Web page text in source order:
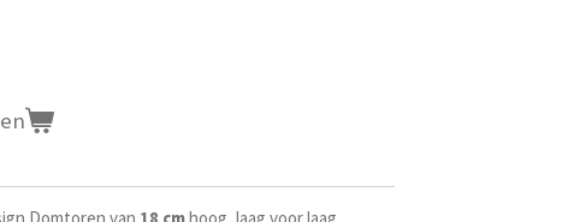
Domtoren van 18 cmhoog, laag voor laag